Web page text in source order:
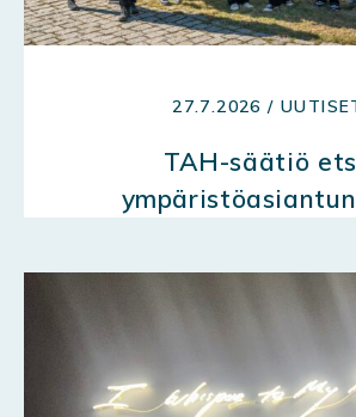
27.7.2026 /
TAH-säätiö